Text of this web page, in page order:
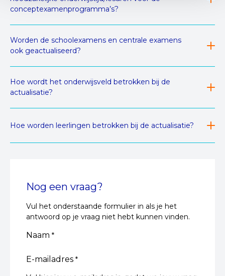
conceptexamenprogramma’s?
Worden de schoolexamens en centrale examens
ook geactualiseerd?
Hoe wordt het onderwijsveld betrokken bij de
actualisatie?
Hoe worden leerlingen betrokken bij de actualisatie?
Nog een vraag?
Vul het onderstaande formulier in als je het
antwoord op je vraag niet hebt kunnen vinden.
Naam‎ *
E-mailadres *